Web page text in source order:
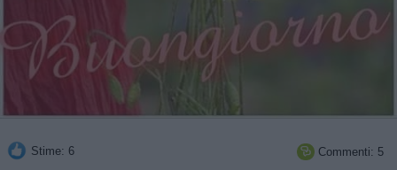
Stime: 6  Commenti: 5